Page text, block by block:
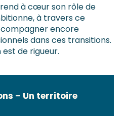
à cœur son rôle de
à travers ce
encore
dans ces transitions.
de rigueur.
– Un territoire